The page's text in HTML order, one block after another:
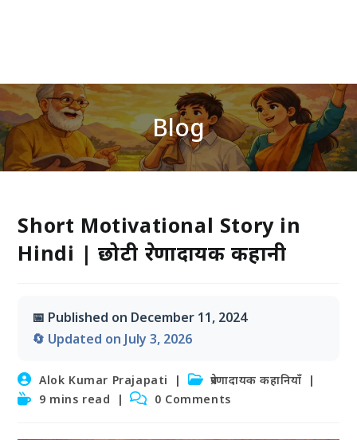
Blog
Short Motivational Story in
Hindi | छोटी प्रेरणादायक कहानी
📅 Published on December 11, 2024
🔄 Updated on July 3, 2026
Post
author:
Alok Kumar Prajapati
Post
category:
प्रेरणादायक कहानियाँ
Reading9 mins read
Post0 Comments